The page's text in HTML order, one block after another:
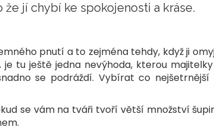
jí chybí ke spokojenosti a kráse.
pnutí a to zejména tehdy, když ji
tu ještě jedna nevýhoda, kterou
se podráždí. Vybírat co
se vám na tváři tvoří větší množství